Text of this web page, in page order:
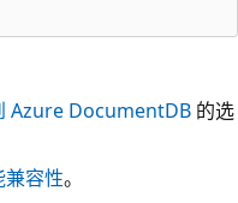
Azure DocumentDB 的选
容性。